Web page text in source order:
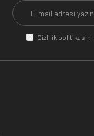
Gizlilik politikasını